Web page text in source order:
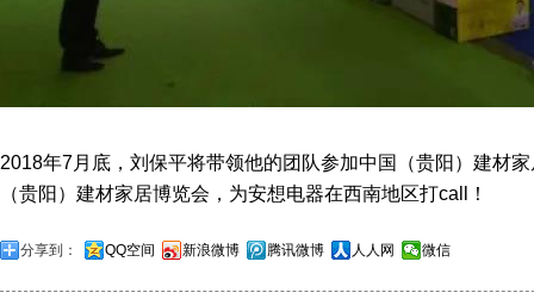
2018年7月底，刘保平将带领他的团队参加中国（贵阳）建材
（贵阳）建材家居博览会，为安想电器在西南地区打call！
分享到： QQ空间 新浪微博 腾讯微博 人人网 微信